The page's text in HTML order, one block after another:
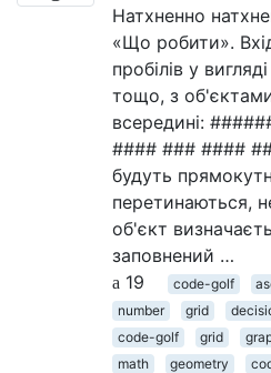
Натхненно
«Що робити».
пробілів у
тощо, з
всередині:
#### ### ####
будуть
перетинаються,
об'єкт
заповнений …
19
code-golf
number
grid
code-golf
grid
math
geometry